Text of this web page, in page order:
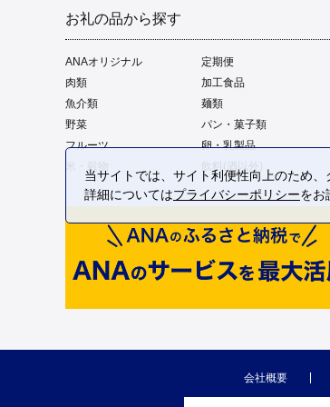
お礼の品から探す
ANAオリジナル 定期便
肉類
加工食品
魚介類
麺類
野菜
パン・菓子類
フルーツ
卵・乳製品
米・穀物
飲料(酒以外)
会社概要
当サイトでは、サイト利便性向上のため
詳細についてはプライバシーポリシーをお